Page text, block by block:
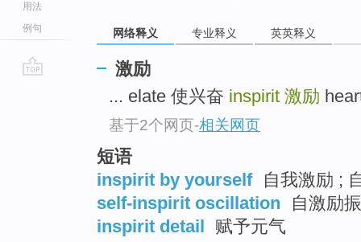
用法
例句
网络释义 专业释义 英英释义
激励
... elate 使兴奋 inspirit 激励
基于2个网页-相关网页
短语
inspirit by yourself
自我激励 ;
self-inspirit oscillation
自激励振
inspirit detail 赋予元气